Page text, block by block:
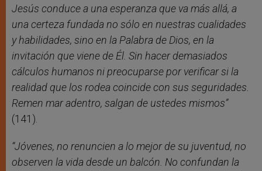
Jesús conduce a una esperanza que va más allá, a
una certeza fundada no sólo en nuestras cualidades
y habilidades, sino en la Palabra de Dios, en la
invitación que viene de Él. Sin hacer demasiados
cálculos humanos ni preocuparse por verificar si la
realidad que los rodea coincide con sus seguridades.
Remen mar adentro, salgan de ustedes mismos”
(141).
“Jóvenes, no renuncien a lo mejor de su juventud, no
observen la vida desde un balcón. No confundan la